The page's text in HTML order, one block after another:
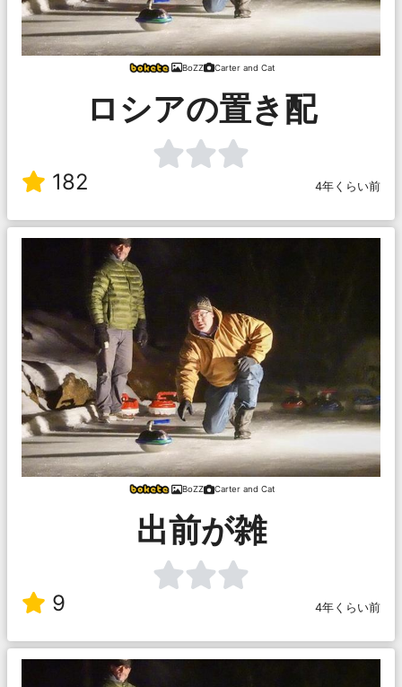
BoZZ Carter and Cat
ロシアの置き配
182 4年くらい前
BoZZ Carter and Cat
出前が雑
9 4年くらい前